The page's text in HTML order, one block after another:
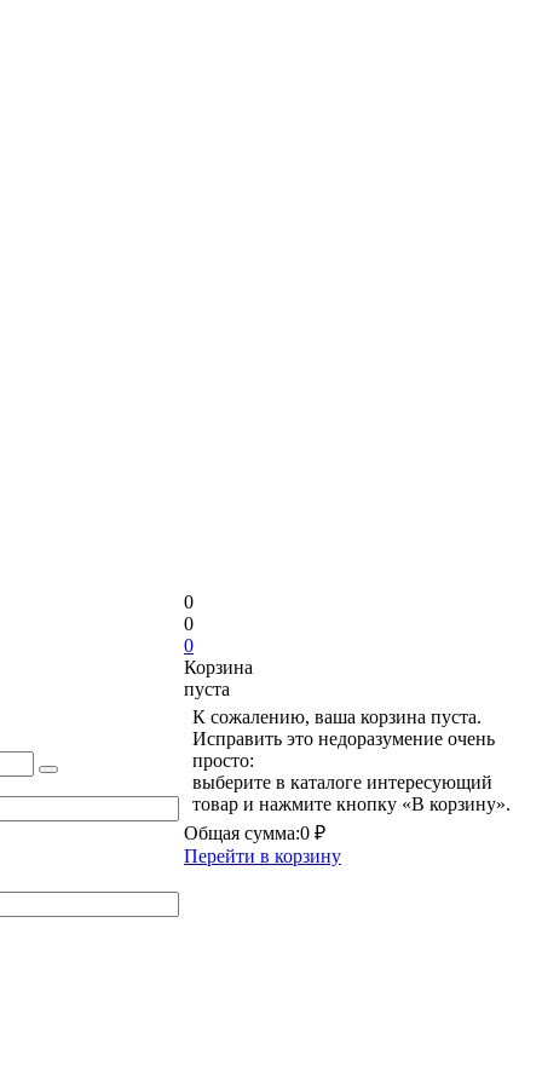
0
0
0
Корзина
пуста
К сожалению, ваша корзина пуста.
Исправить это недоразумение очень
просто:
выберите в каталоге интересующий
товар и нажмите кнопку «В корзину».
Общая сумма:0 ₽
Перейти в корзину